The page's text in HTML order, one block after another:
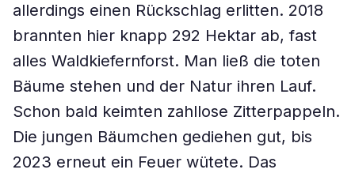
allerdings einen Rückschlag erlitten. 2018
brannten hier knapp 292 Hektar ab, fast
alles Waldkiefernforst. Man ließ die toten
Bäume stehen und der Natur ihren Lauf.
Schon bald keimten zahllose Zitterpappeln.
Die jungen Bäumchen gediehen gut, bis
2023 erneut ein Feuer wütete. Das